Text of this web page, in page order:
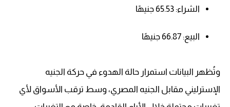
الشراء: 65.53 جنيهًا
البيع: 66.87 جنيهًا
وتُظهر البيانات استمرار حالة الهدوء في حركة الجنيه
الإسترليني مقابل الجنيه المصري، وسط ترقب الأسواق لأي